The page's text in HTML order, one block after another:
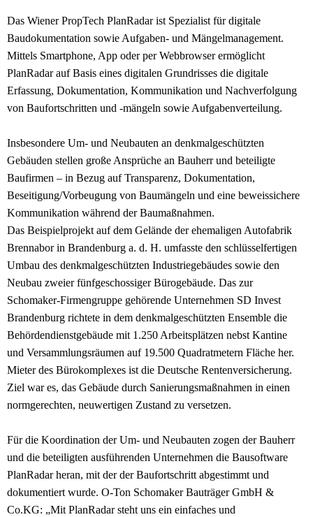
Das Wiener PropTech PlanRadar ist Spezialist für digitale
Baudokumentation sowie Aufgaben- und Mängelmanagement.
Mittels Smartphone, App oder per Webbrowser ermöglicht
PlanRadar auf Basis eines digitalen Grundrisses die digitale
Erfassung, Dokumentation, Kommunikation und Nachverfolgung
von Baufortschritten und -mängeln sowie Aufgabenverteilung.
Insbesondere Um- und Neubauten an denkmalgeschützten
Gebäuden stellen große Ansprüche an Bauherr und beteiligte
Baufirmen – in Bezug auf Transparenz, Dokumentation,
Beseitigung/Vorbeugung von Baumängeln und eine beweissichere
Kommunikation während der Baumaßnahmen.
Das Beispielprojekt auf dem Gelände der ehemaligen Autofabrik
Brennabor in Brandenburg a. d. H. umfasste den schlüsselfertigen
Umbau des denkmalgeschützten Industriegebäudes sowie den
Neubau zweier fünfgeschossiger Bürogebäude. Das zur
Schomaker-Firmengruppe gehörende Unternehmen SD Invest
Brandenburg richtete in dem denkmalgeschützten Ensemble die
Behördendienstgebäude mit 1.250 Arbeitsplätzen nebst Kantine
und Versammlungsräumen auf 19.500 Quadratmetern Fläche her.
Mieter des Bürokomplexes ist die Deutsche Rentenversicherung.
Ziel war es, das Gebäude durch Sanierungsmaßnahmen in einen
normgerechten, neuwertigen Zustand zu versetzen.
Für die Koordination der Um- und Neubauten zogen der Bauherr
und die beteiligten ausführenden Unternehmen die Bausoftware
PlanRadar heran, mit der der Baufortschritt abgestimmt und
dokumentiert wurde. O-Ton Schomaker Bauträger GmbH &
Co.KG: „Mit PlanRadar steht uns ein einfaches und